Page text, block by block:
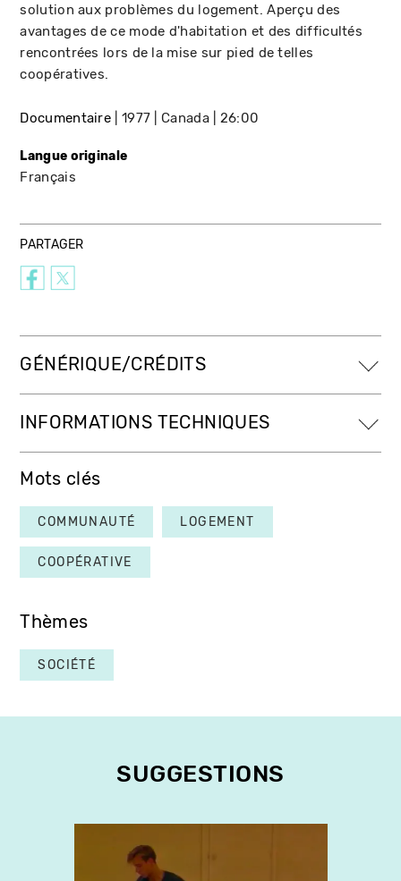
solution aux problèmes du logement. Aperçu des
avantages de ce mode d'habitation et des difficultés
rencontrées lors de la mise sur pied de telles
coopératives.
Documentaire 1977 Canada 26:00
Langue originale
Français
PARTAGER
GÉNÉRIQUE/CRÉDITS
INFORMATIONS TECHNIQUES
Mots clés
COMMUNAUTÉ LOGEMENT
COOPÉRATIVE
Thèmes
SOCIÉTÉ
SUGGESTIONS